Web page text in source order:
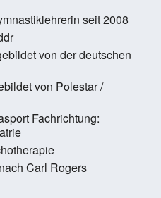
seit 2008
von der deutschen
von Polestar /
Fachrichtung:
Carl Rogers